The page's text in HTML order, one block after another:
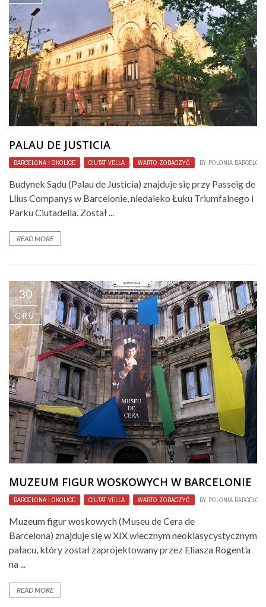
PALAU DE JUSTICIA
BARCELONA I OKOLICE , CIUTAT VELLA , WARTO ZOBACZYĆ BY POLONIA
Budynek Sądu (Palau de Justicia) znajduje się przy Passeig de
Llius Companys w Barcelonie, niedaleko Łuku Triumfalnego i
Parku Ciutadella. Został ...
READ MORE
30
GRU
MUZEUM FIGUR WOSKOWYCH W BARCELONIE
BARCELONA I OKOLICE , CIUTAT VELLA , WARTO ZOBACZYĆ BY POLONIA
Muzeum figur woskowych (Museu de Cera de
Barcelona) znajduje się w XIX wiecznym neoklasycystycznym
pałacu, który został zaprojektowany przez Eliasza Rogent’a
na ...
READ MORE